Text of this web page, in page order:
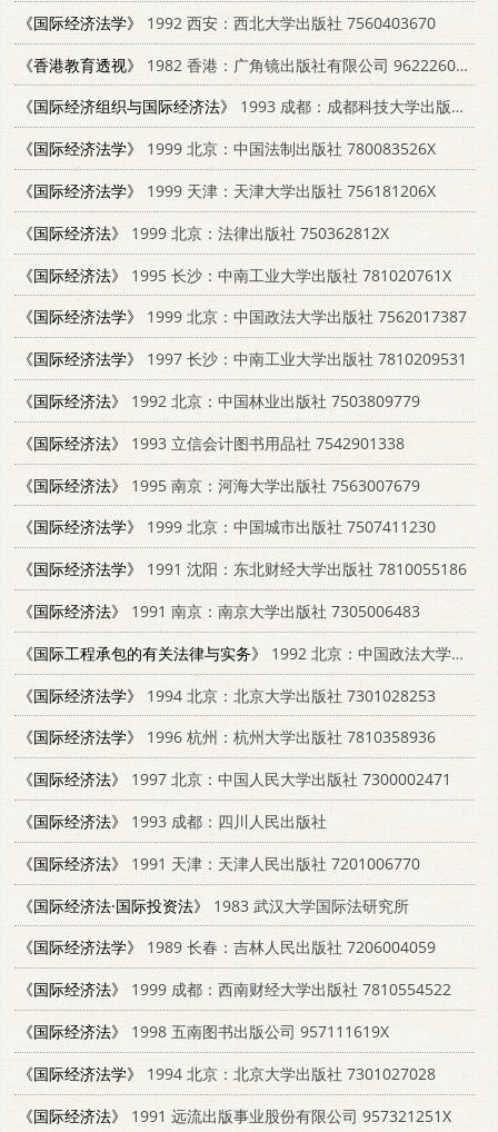
《国际经济法学》
1992 西安：西北大学出版社 7560403670
《香港教育透视》
1982 香港：广角镜出版社有限公司 9622260179
《国际经济组织与国际经济法》
1993 成都：成都科技大学出版社 7561621787
《国际经济法学》
1999 北京：中国法制出版社 780083526X
《国际经济法学》
1999 天津：天津大学出版社 756181206X
《国际经济法》
1999 北京：法律出版社 750362812X
《国际经济法》
1995 长沙：中南工业大学出版社 781020761X
《国际经济法学》
1999 北京：中国政法大学出版社 7562017387
《国际经济法学》
1997 长沙：中南工业大学出版社 7810209531
《国际经济法》
1992 北京：中国林业出版社 7503809779
《国际经济法》
1993 立信会计图书用品社 7542901338
《国际经济法》
1995 南京：河海大学出版社 7563007679
《国际经济法学》
1999 北京：中国城市出版社 7507411230
《国际经济法学》
1991 沈阳：东北财经大学出版社 7810055186
《国际经济法》
1991 南京：南京大学出版社 7305006483
《国际工程承包的有关法律与实务》
1992 北京：中国政法大学出版社 7562007837
《国际经济法学》
1994 北京：北京大学出版社 7301028253
《国际经济法学》
1996 杭州：杭州大学出版社 7810358936
《国际经济法》
1997 北京：中国人民大学出版社 7300002471
《国际经济法》
1993 成都：四川人民出版社
《国际经济法》
1991 天津：天津人民出版社 7201006770
《国际经济法·国际投资法》
1983 武汉大学国际法研究所
《国际经济法学》
1989 长春：吉林人民出版社 7206004059
《国际经济法》
1999 成都：西南财经大学出版社 7810554522
《国际经济法》
1998 五南图书出版公司 957111619X
《国际经济法学》
1994 北京：北京大学出版社 7301027028
《国际经济法》
1991 远流出版事业股份有限公司 957321251X